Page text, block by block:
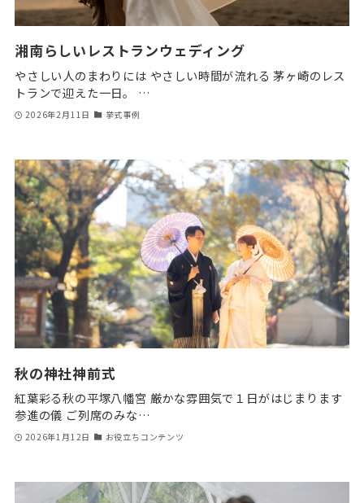
湘南らしいレストランウェディング
やさしい人のまわりには やさしい時間が流れる 茅ヶ崎のレス
トランで迎えた一日。 …
2026年2月11日 挙式事例
秋の神社神前式
紅葉彩る秋の平塚八幡宮 厳かな雰囲気で１日がはじまります
参進の儀 ご列席のみな…
2026年1月12日 お役立ちコンテンツ